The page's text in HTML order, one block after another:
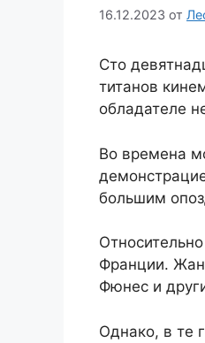
16.12.2023 от
Сто
титанов
обладателе
Во времена
большим
Франции.
Фюнес и
Однако, в те